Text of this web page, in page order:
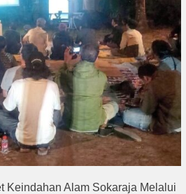
Keindahan Alam Sokaraja Melalui